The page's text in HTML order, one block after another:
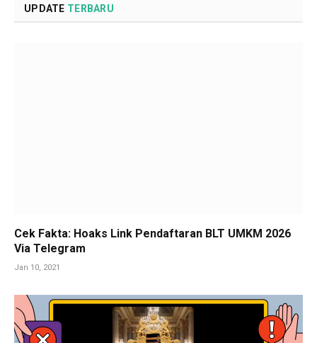
UPDATE TERBARU
Cek Fakta: Hoaks Link Pendaftaran BLT UMKM 2026
Via Telegram
Jan 10, 2021